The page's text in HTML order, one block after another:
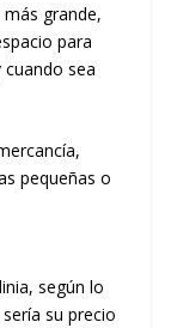
grande,
para
sea
pequeñas o
según lo
su precio